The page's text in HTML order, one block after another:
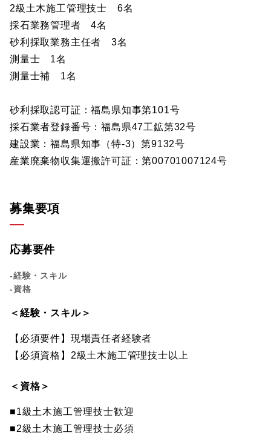
2級土木施工管理技士 6名
採石業務管理者 4名
砂利採取業務主任者 3名
測量士 1名
測量士補 1名
砂利採取認可証：福島県知事第101号
採石業者登録番号：福島県47工鉱第32号
建設業：福島県知事（特-3）第9132号
産業廃棄物収集運搬許可証：第00701007124号
募集要項
応募要件
-経験・スキル
-資格
＜経験・スキル＞
【必須要件】現場責任者経験者
【必須資格】2級土木施工管理技士以上
＜資格＞
■1級土木施工管理技士歓迎
■2級土木施工管理技士必須